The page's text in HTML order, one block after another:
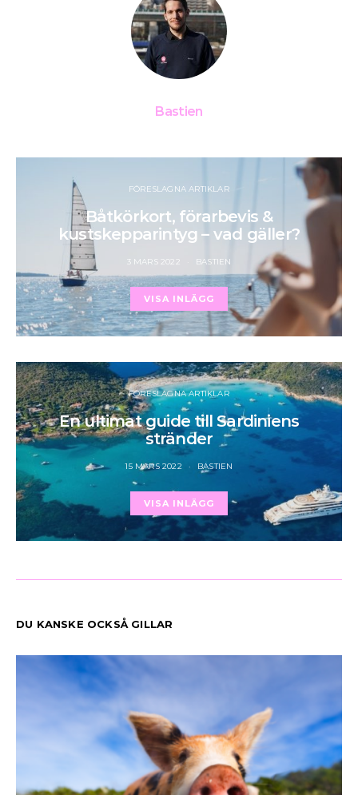
Bastien
FÖRESLAGNA ARTIKLAR
Båtkörkort, förarbevis &
kustskepparintyg – vad gäller?
3 MARS 2022 BASTIEN
VISA INLÄGG
FÖRESLAGNA ARTIKLAR
En ultimat guide till Sardiniens
stränder
15 MARS 2022 BASTIEN
VISA INLÄGG
DU KANSKE OCKSÅ GILLAR